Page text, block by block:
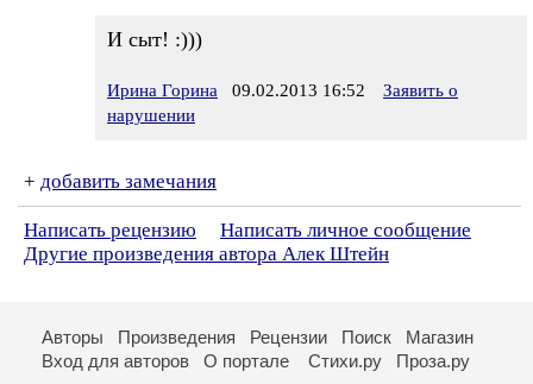
И сыт! :)))
Ирина Горина 09.02.2013 16:52
Заявить о
нарушении
+ добавить замечания
Написать рецензию
Написать личное сообщение
Другие произведения автора Алек Штейн
Авторы Произведения Рецензии Поиск
Магазин
Вход для авторов
О портале Стихи.ру Проза.ру